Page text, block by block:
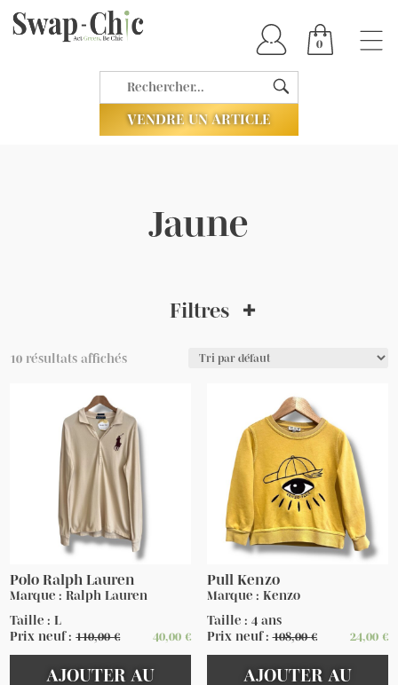
0
VENDRE UN ARTICLE
Jaune
Filtres
10 résultats affichés
Polo Ralph Lauren
Marque : Ralph Lauren
Taille : L
Prix neuf :110,00€ 40,00 €
AJOUTER AU
Pull Kenzo
Marque : Kenzo
Taille : 4 ans
Prix neuf :108,00€ 24,00 €
AJOUTER AU